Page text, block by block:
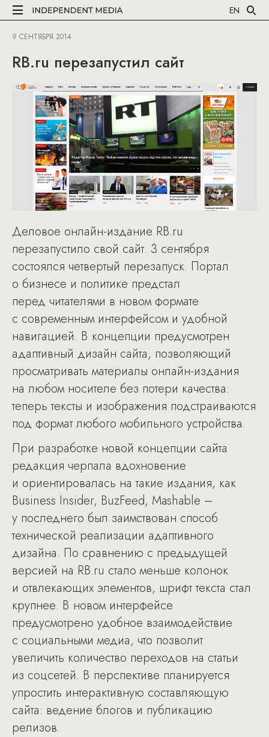
EN
9 СЕНТЯБРЯ 2014
RB.ru перезапустил сайт
Деловое онлайн-издание RB.ru
перезапустило свой сайт. 3 сентября
состоялся четвертый перезапуск. Портал
о бизнесе и политике предстал
перед читателями в новом формате
с современным интерфейсом и удобной
навигацией. В концепции предусмотрен
адаптивный дизайн сайта, позволяющий
просматривать материалы онлайн-издания
на любом носителе без потери качества:
теперь тексты и изображения подстраиваются
под формат любого мобильного устройства.
При разработке новой концепции сайта
редакция черпала вдохновение
и ориентировалась на такие издания, как
Business Insider, BuzFeed, Mashable –
у последнего был заимствован способ
технической реализации адаптивного
дизайна. По сравнению с предыдущей
версией на RB.ru стало меньше колонок
и отвлекающих элементов, шрифт текста стал
крупнее. В новом интерфейсе
предусмотрено удобное взаимодействие
с социальными медиа, что позволит
увеличить количество переходов на статьи
из соцсетей. В перспективе планируется
упростить интерактивную составляющую
сайта: ведение блогов и публикацию
релизов.